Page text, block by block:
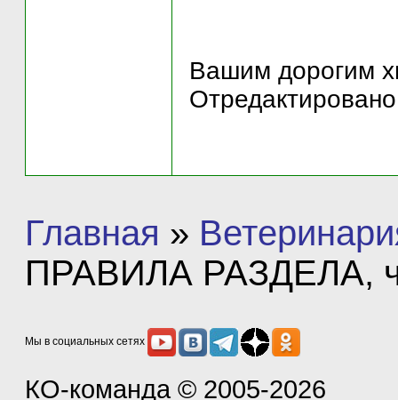
Вашим дорогим
Главная »
ПРАВИЛА РАЗДЕЛА,
Мы в социальных сетях
КО-команда © 2005-2026